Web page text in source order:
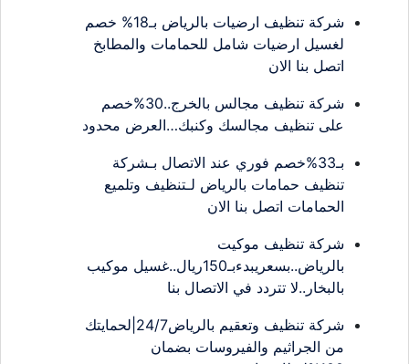
شركة تنظيف ارضيات بالرياض بـ18% خصم
لغسيل ارضيات شامل للحمامات والمطابخ
اتصل بنا الان
شركة تنظيف مجالس بالخرج..30%خصم
على تنظيف مجالسك وكنبك…العرض محدود
بـ33%خصم فوري عند الاتصال بـشركة
تنظيف حمامات بالرياض لـتنظيف وتلميع
الحمامات اتصل بنا الان
شركة تنظيف موكيت
بالرياض..بسعريبدءبـ150ريال..غسيل موكيب
بالبخار..لا تتردد في الاتصال بنا
شركة تنظيف وتعقيم بالرياض24/7|لحمايتك
من الجراثيم والفيروسات بضمان